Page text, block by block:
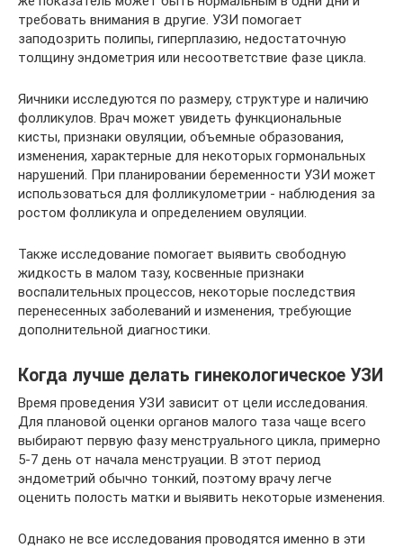
требовать внимания в другие. УЗИ помогает
заподозрить полипы, гиперплазию, недостаточную
толщину эндометрия или несоответствие фазе цикла.
Яичники исследуются по размеру, структуре и наличию
фолликулов. Врач может увидеть функциональные
кисты, признаки овуляции, объемные образования,
изменения, характерные для некоторых гормональных
нарушений. При планировании беременности УЗИ может
использоваться для фолликулометрии - наблюдения за
ростом фолликула и определением овуляции.
Также исследование помогает выявить свободную
жидкость в малом тазу, косвенные признаки
воспалительных процессов, некоторые последствия
перенесенных заболеваний и изменения, требующие
дополнительной диагностики.
Когда лучше делать гинекологическое УЗИ
Время проведения УЗИ зависит от цели исследования.
Для плановой оценки органов малого таза чаще всего
выбирают первую фазу менструального цикла, примерно
5-7 день от начала менструации. В этот период
эндометрий обычно тонкий, поэтому врачу легче
оценить полость матки и выявить некоторые изменения.
Однако не все исследования проводятся именно в эти